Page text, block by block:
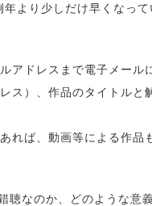
より少しだけ早くなって
アドレスまで電子メール
ス）、作品のタイトルと
れば、動画等による作品
なのか、どのような意